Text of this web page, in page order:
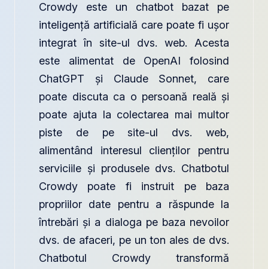
Crowdy este un chatbot bazat pe
inteligență artificială care poate fi ușor
integrat în site-ul dvs. web. Acesta
este alimentat de OpenAI folosind
ChatGPT și Claude Sonnet, care
poate discuta ca o persoană reală și
poate ajuta la colectarea mai multor
piste de pe site-ul dvs. web,
alimentând interesul clienților pentru
serviciile și produsele dvs. Chatbotul
Crowdy poate fi instruit pe baza
propriilor date pentru a răspunde la
întrebări și a dialoga pe baza nevoilor
dvs. de afaceri, pe un ton ales de dvs.
Chatbotul Crowdy transformă